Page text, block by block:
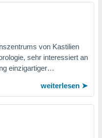
von Kastilien
sehr interessiert an
einzigartiger
weiterlesen